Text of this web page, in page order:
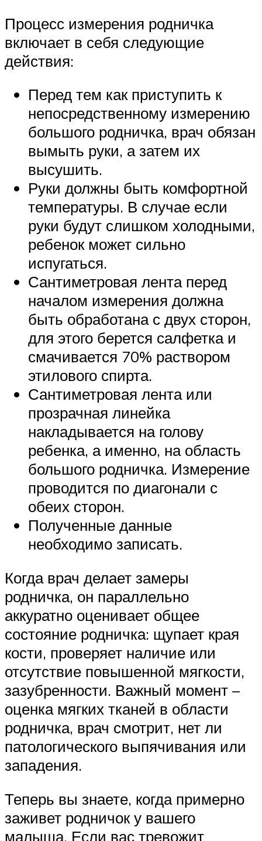
Процесс измерения родничка
включает в себя следующие
действия:
Перед тем как приступить к
непосредственному измерению
большого родничка, врач обязан
вымыть руки, а затем их
высушить.
Руки должны быть комфортной
температуры. В случае если
руки будут слишком холодными,
ребенок может сильно
испугаться.
Сантиметровая лента перед
началом измерения должна
быть обработана с двух сторон,
для этого берется салфетка и
смачивается 70% раствором
этилового спирта.
Сантиметровая лента или
прозрачная линейка
накладывается на голову
ребенка, а именно, на область
большого родничка. Измерение
проводится по диагонали с
обеих сторон.
Полученные данные
необходимо записать.
Когда врач делает замеры
родничка, он параллельно
аккуратно оценивает общее
состояние родничка: щупает края
кости, проверяет наличие или
отсутствие повышенной мягкости,
зазубренности. Важный момент –
оценка мягких тканей в области
родничка, врач смотрит, нет ли
патологического выпячивания или
западения.
Теперь вы знаете, когда примерно
заживет родничок у вашего
малыша. Если вас тревожит